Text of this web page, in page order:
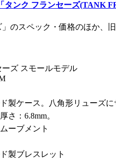
タンク フランセーズ(TANK
のスペック・価格のほか、
ズ スモールモデル
製ケース。八角形リューズに
さ：6.8mm。
ーブメント
製ブレスレット